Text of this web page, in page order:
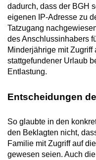
dadurch, dass der BGH
eigenen IP-Adresse zu
Tatzugang
des Anschlussinhabers
Minderjährige mit Zugriff
stattgefundener Urlaub
Entlastung.
Entscheidungen
So glaubte in den
den Beklagten nicht,
Familie mit Zugriff auf
gewesen seien. Auch